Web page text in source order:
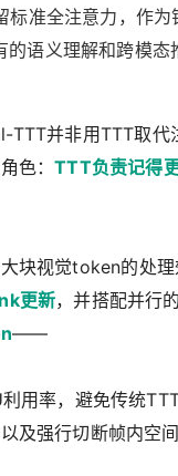
标准全注意力，作为
语义理解和跨模态
TTT并非用TTT取代
色：TTT负责记得
块视觉token的处
更新，并搭配并行的
——
用率，避免传统
及强行切断帧内空间